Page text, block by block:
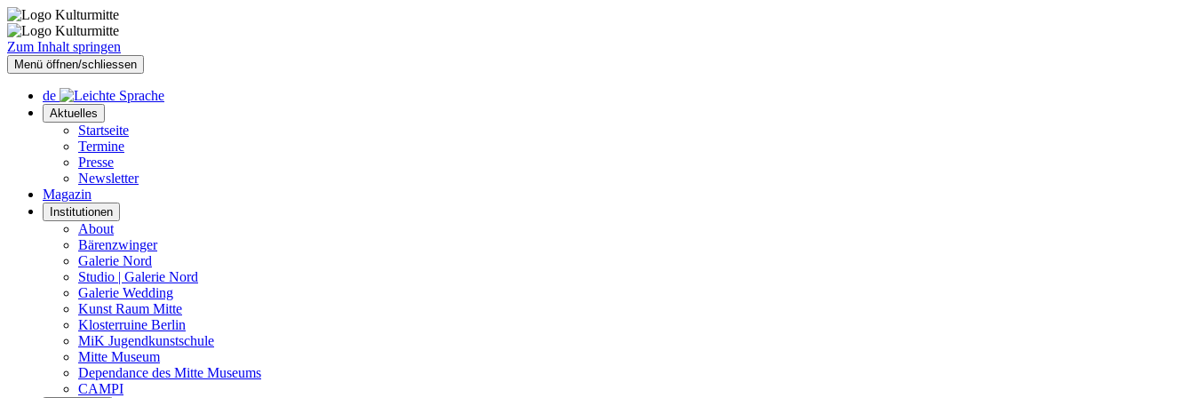
Zum Inhalt springen
Menü öffnen/schliessen
de
Aktuelles
Startseite
Termine
Presse
Newsletter
Magazin
Institutionen
About
Bärenzwinger
Galerie Nord
Studio | Galerie Nord
Galerie Wedding
Kunst Raum Mitte
Klosterruine Berlin
MiK Jugendkunstschule
Mitte Museum
Dependance des Mitte Museums
CAMPI